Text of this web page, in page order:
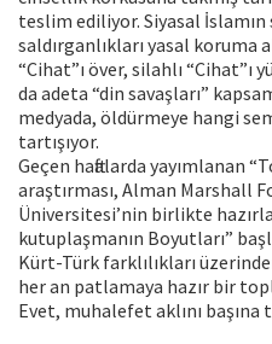
teslim ediliyor. Siyasal
saldırganlıkları yasal koruma
“Cihat”ı över, silahlı “Cihat”ı
da adeta “din savaşları”
medyada, öldürmeye hangi
tartışıyor.
Geçen haftalarda yayımlanan
araştırması, Alman Marshall
Üniversitesi’nin birlikte
kutuplaşmanın Boyutları”
Kürt-Türk farklılıkları
her an patlamaya hazır bir
Evet, muhalefet aklını başına